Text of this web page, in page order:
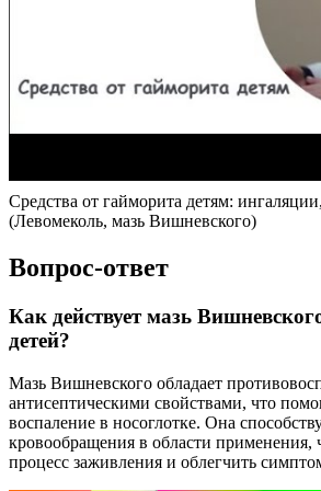
Средства от гайморита детям:
(Левомеколь, мазь Вишневского)
Вопрос-ответ
Как действует мазь
детей?
Мазь Вишневского обладает
антисептическими свойствами, что
воспаление в носоглотке. Она
кровообращения в области применения,
процесс заживления и облегчить